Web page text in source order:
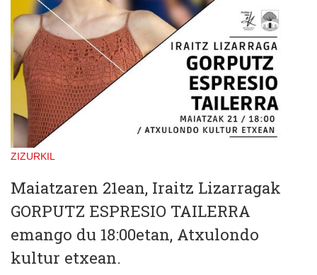
ZIZURKIL
Maiatzaren 21ean, Iraitz Lizarragak
GORPUTZ ESPRESIO TAILERRA
emango du 18:00etan, Atxulondo
kultur etxean.